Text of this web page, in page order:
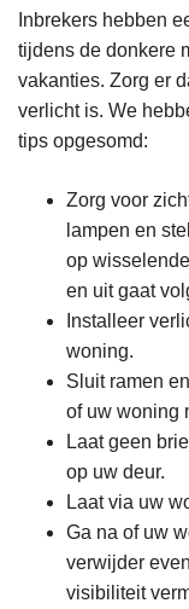
Inbrekers hebben
tijdens de donkere
vakanties. Zorg er
verlicht is. We
tips opgesomd:
Zorg voor
lampen en
op
en uit gaat
Installeer
woning.
Sluit ramen
of uw woning
Laat geen
op uw deur.
Laat via uw
Ga na of uw
verwijder
visibiliteit